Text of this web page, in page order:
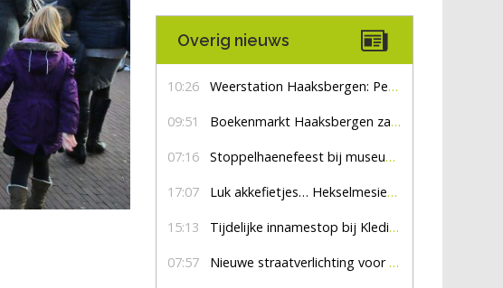
Overig nieuws
10:26 Weerstation Haaksbergen: Perioden met zon en droog
09:51 Boekenmarkt Haaksbergen zaterdag 8 augustus, marktplein Haaksbergen
07:16 Stoppelhaenefeest bij museum De Lebbenbrugge
17:07 Luk akkefietjes… HekselmesienHarry
15:13 Tijdelijke innamestop bij Kledingbank Stefania
07:57 Nieuwe straatverlichting voor De Veldmaat en De Pas